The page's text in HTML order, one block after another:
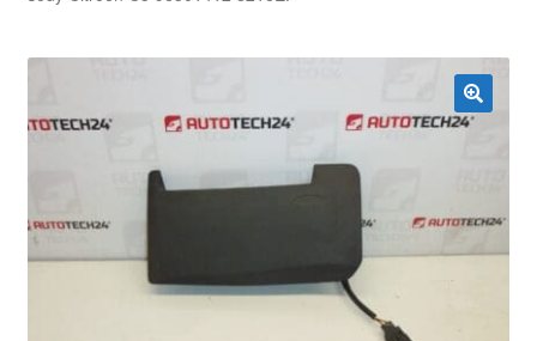
Kontakt
Můj účet
🔍